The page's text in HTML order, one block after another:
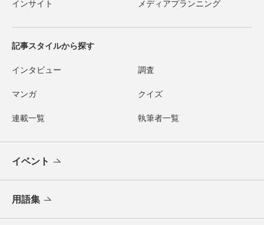
インサイト メディアプランニング
記事スタイルから探す
インタビュー 調査
マンガ クイズ
連載一覧 執筆者一覧
イベント
用語集